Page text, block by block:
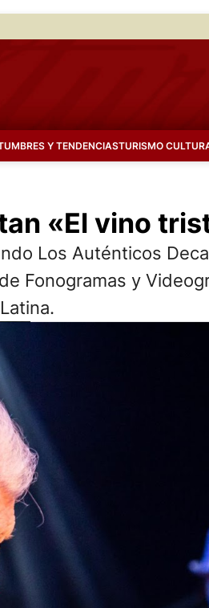
Y TENDENCIASTURISMO
«El vino
Los Auténticos
Fonogramas y